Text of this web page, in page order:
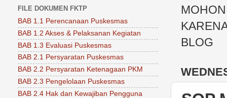
BLOG
FILE DOKUMEN FKTP
BAB 1.1 Perencanaan Puskesmas
BAB 1.2 Akses & Pelaksanan Kegiatan
BAB 1.3 Evaluasi Puskesmas
BAB 2.1 Persyaratan Puskesmas
BAB 2.2 Persyaratan Ketenagaan PKM
BAB 2.3 Pengelolaan Puskesmas
BAB 2.4 Hak dan Kewajiban Pengguna